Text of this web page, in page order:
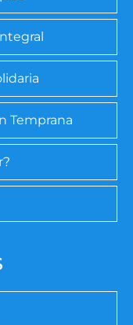
Temprana